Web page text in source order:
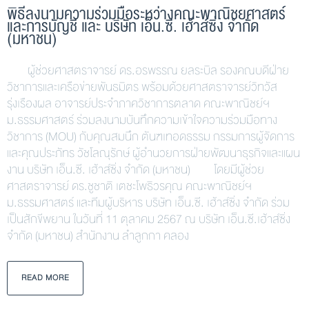
พิธีลงนามความร่วมมือระหว่างคณะพาณิชยศาสตร์
และการบัญชี และ บริษัท เอ็น.ซี. เฮ้าส์ซิ่ง จำกัด
(มหาชน)
ผู้ช่วยศาสตราจารย์ ดร.อรพรรณ ยลระบิล รองคณบดีฝ่าย
วิชาการและเครือข่ายพันธมิตร พร้อมด้วยศาสตราจารย์วิทวัส
รุ่งเรืองผล อาจารย์ประจำภาควิชาการตลาด คณะพาณิชย์ฯ
ม.ธรรมศาสตร์ ร่วมลงนามบันทึกความเข้าใจความร่วมมือทาง
วิชาการ (MOU) กับคุณสมนึก ตันฑเทอดธรรม กรรมการผู้จัดการ
และคุณประภัทร วัชโลณุรักษ์ ผู้อำนวยการฝ่ายพัฒนาธุรกิจและแผน
งาน บริษัท เอ็น.ซี. เฮ้าส์ซิ่ง จำกัด (มหาชน) โดยมีผู้ช่วย
ศาสตราจารย์ ดร.ชูชาติ เตชะโพธิวรคุณ คณะพาณิชย์ฯ
ม.ธรรมศาสตร์ และทีมผู้บริหาร บริษัท เอ็น.ซี. เฮ้าส์ซิ่ง จำกัด ร่วม
เป็นสักขีพยาน ในวันที่ 11 ตุลาคม 2567 ณ บริษัท เอ็น.ซี.เฮ้าส์ซิ่ง
จํากัด (มหาชน) สำนักงาน ลำลูกกา คลอง
READ MORE